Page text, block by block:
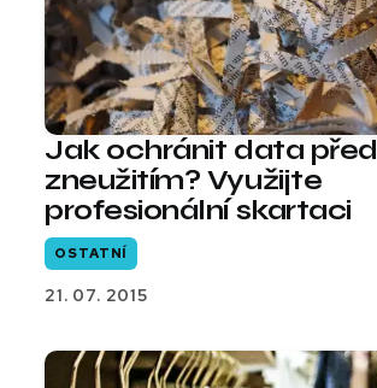
Jak ochránit data před
zneužitím? Využijte
profesionální skartaci
OSTATNÍ
21. 07. 2015